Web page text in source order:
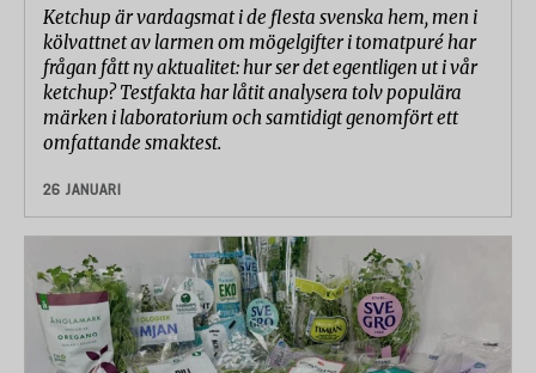
Ketchup är vardagsmat i de flesta svenska hem, men i
kölvattnet av larmen om mögelgifter i tomatpuré har
frågan fått ny aktualitet: hur ser det egentligen ut i vår
ketchup? Testfakta har låtit analysera tolv populära
märken i laboratorium och samtidigt genomfört ett
omfattande smaktest.
26 JANUARI